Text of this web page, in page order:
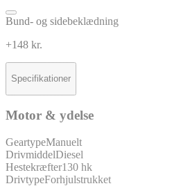
Bund- og sidebeklædning
+148 kr.
Specifikationer
Motor & ydelse
GeartypeManuelt
DrivmiddelDiesel
Hestekræfter130 hk
DrivtypeForhjulstrukket